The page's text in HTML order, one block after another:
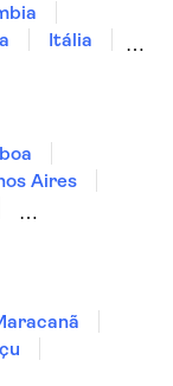
Itália
Aires